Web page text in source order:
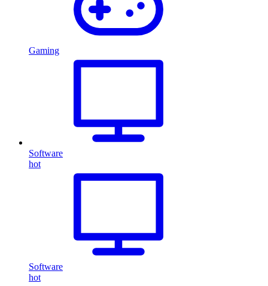
Gaming
Software
hot
Software
hot